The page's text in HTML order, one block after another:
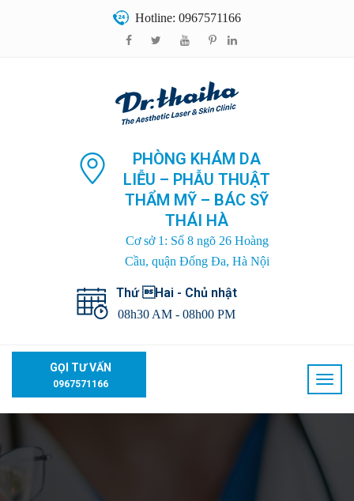
Hotline: 0967571166
PHÒNG KHÁM DA
LIỄU – PHẪU THUẬT
THẨM MỸ – BÁC SỸ
THÁI HÀ
Cơ sở 1: Số 8 ngõ 26 Hoàng
Cầu, quận Đống Đa, Hà Nội
Thứ Hai - Chủ nhật
08h30 AM - 08h00 PM
GỌI TƯ VẤN
0967571166